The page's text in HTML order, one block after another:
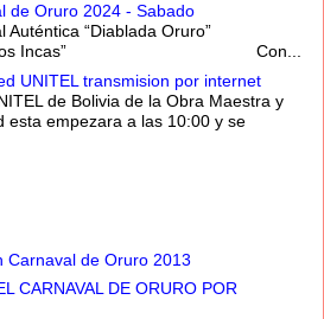
de Oruro 2024 - Sabado
Auténtica “Diablada Oruro”
Sol “Los Incas” Con...
UNITEL transmision por internet
de Bolivia de la Obra Maestra y
esta empezara a las 10:00 y se
Carnaval de Oruro 2013
CARNAVAL DE ORURO POR